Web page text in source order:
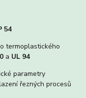
54
termoplastického
a UL 94
parametry
řezných procesů